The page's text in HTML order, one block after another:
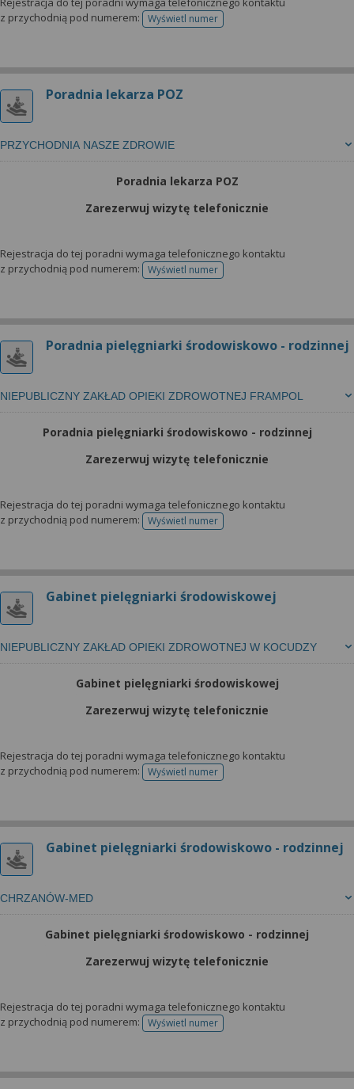
z przychodnią pod numerem:
Wyświetl numertelefonu do rejestracji
Poradnia lekarza POZ
PRZYCHODNIA NASZE ZDROWIE
Poradnia lekarza POZ
Zarezerwuj wizytę telefonicznie
Rejestracja do tej poradni wymaga telefonicznego kontaktu
z przychodnią pod numerem:
Wyświetl numertelefonu do rejestracji
Poradnia pielęgniarki środowiskowo - rodzinnej
NIEPUBLICZNY ZAKŁAD OPIEKI ZDROWOTNEJ FRAMPOL
Poradnia pielęgniarki środowiskowo - rodzinnej
Zarezerwuj wizytę telefonicznie
Rejestracja do tej poradni wymaga telefonicznego kontaktu
z przychodnią pod numerem:
Wyświetl numertelefonu do rejestracji
Gabinet pielęgniarki środowiskowej
NIEPUBLICZNY ZAKŁAD OPIEKI ZDROWOTNEJ W KOCUDZY
Gabinet pielęgniarki środowiskowej
Zarezerwuj wizytę telefonicznie
Rejestracja do tej poradni wymaga telefonicznego kontaktu
z przychodnią pod numerem:
Wyświetl numertelefonu do rejestracji
Gabinet pielęgniarki środowiskowo - rodzinnej
CHRZANÓW-MED
Gabinet pielęgniarki środowiskowo - rodzinnej
Zarezerwuj wizytę telefonicznie
Rejestracja do tej poradni wymaga telefonicznego kontaktu
z przychodnią pod numerem:
Wyświetl numertelefonu do rejestracji